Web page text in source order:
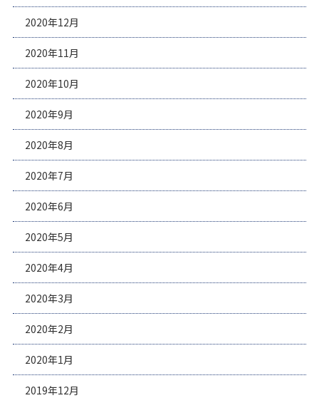
2020年12月
2020年11月
2020年10月
2020年9月
2020年8月
2020年7月
2020年6月
2020年5月
2020年4月
2020年3月
2020年2月
2020年1月
2019年12月